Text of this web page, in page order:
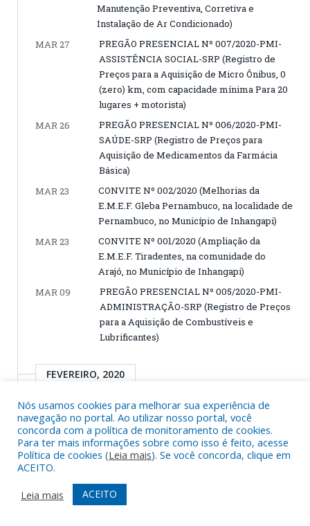
Manutenção Preventiva, Corretiva e
Instalação de Ar Condicionado)
MAR 27
PREGÃO PRESENCIAL Nº 007/2020-PMI-
ASSISTÊNCIA SOCIAL-SRP (Registro de
Preços para a Aquisição de Micro Ônibus, 0
(zero) km, com capacidade mínima Para 20
lugares + motorista)
MAR 26
PREGÃO PRESENCIAL Nº 006/2020-PMI-
SAÚDE-SRP (Registro de Preços para
Aquisição de Medicamentos da Farmácia
Básica)
MAR 23
CONVITE Nº 002/2020 (Melhorias da
E.M.E.F. Gleba Pernambuco, na localidade de
Pernambuco, no Município de Inhangapi)
MAR 23
CONVITE Nº 001/2020 (Ampliação da
E.M.E.F. Tiradentes, na comunidade do
Arajó, no Município de Inhangapi)
MAR 09
PREGÃO PRESENCIAL Nº 005/2020-PMI-
ADMINISTRAÇÃO-SRP (Registro de Preços
para a Aquisição de Combustíveis e
Lubrificantes)
FEVEREIRO, 2020
FEV 13
PREGÃO PRESENCIAL Nº 004/2020-PMI-
ADMINISTRAÇÃO-SRP
FEV 13
CHAMADA PÚBLICA Nº 001/2020
FEV 10
ADMINISTRAÇÃO-SRP
FEV 10
PREGÃO PRESENCIAL Nº 002/2020-PMI-
Nós usamos cookies para melhorar sua experiência de
navegação no portal. Ao utilizar nosso portal, você
concorda com a política de monitoramento de cookies.
Para ter mais informações sobre como isso é feito, acesse
Política de cookies (Leia mais). Se você concorda, clique em
ACEITO.
Leia mais
ACEITO